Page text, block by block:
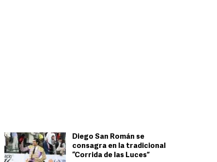
Diego San Román se
consagra en la tradicional
“Corrida de las Luces”